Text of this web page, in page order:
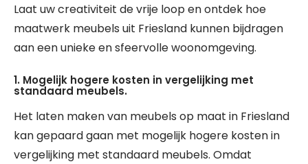
Laat uw creativiteit de vrije loop en ontdek hoe
maatwerk meubels uit Friesland kunnen bijdragen
aan een unieke en sfeervolle woonomgeving.
1. Mogelijk hogere kosten in vergelijking met
standaard meubels.
Het laten maken van meubels op maat in Friesland
kan gepaard gaan met mogelijk hogere kosten in
vergelijking met standaard meubels. Omdat